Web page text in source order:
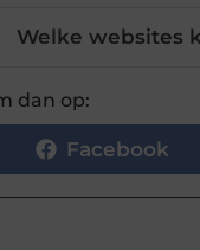
Welke websites
dan op:
Facebook